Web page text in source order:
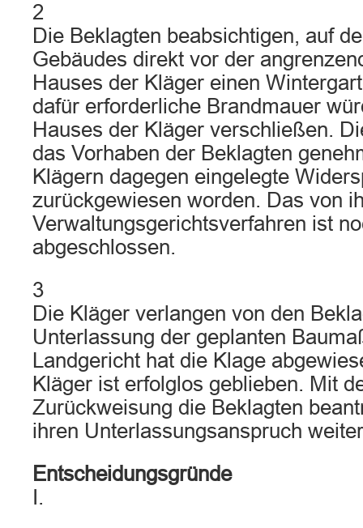
2
Die Beklagten beabsichtigen, auf
Gebäudes direkt vor der
Hauses der Kläger einen
dafür erforderliche Brandmauer
Hauses der Kläger verschließen.
das Vorhaben der Beklagten
Klägern dagegen eingelegte
zurückgewiesen worden. Das von
Verwaltungsgerichtsverfahren ist
abgeschlossen.
3
Die Kläger verlangen von den
Unterlassung der geplanten
Landgericht hat die Klage
Kläger ist erfolglos geblieben. Mit
Zurückweisung die Beklagten
ihren Unterlassungsanspruch
Entscheidungsgründe
I.